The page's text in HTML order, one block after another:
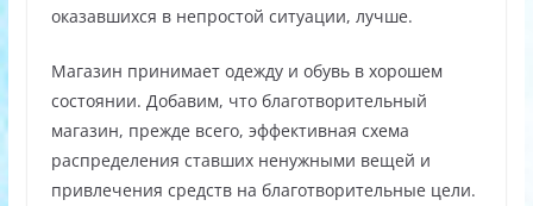
оказавшихся в непростой ситуации, лучше.
Магазин принимает одежду и обувь в хорошем
состоянии. Добавим, что благотворительный
магазин, прежде всего, эффективная схема
распределения ставших ненужными вещей и
привлечения средств на благотворительные цели.